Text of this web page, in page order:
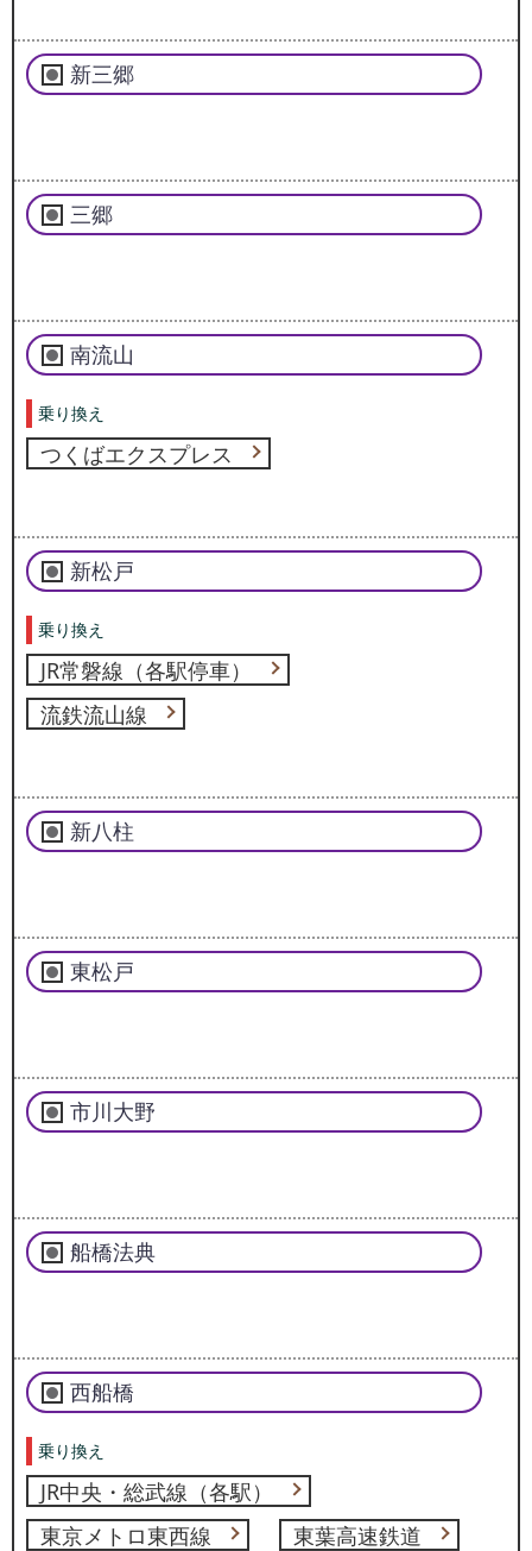
新三郷
三郷
南流山
乗り換え
つくばエクスプレス
新松戸
乗り換え
JR常磐線（各駅停車）
流鉄流山線
新八柱
東松戸
市川大野
船橋法典
西船橋
乗り換え
JR中央・総武線（各駅）
東京メトロ東西線
東葉高速鉄道